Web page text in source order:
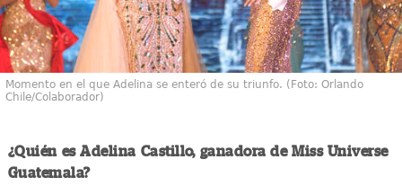
Momento en el que Adelina se enteró de su triunfo. (Foto: Orlando
Chile/Colaborador)
¿Quién es Adelina Castillo, ganadora de Miss Universe
Guatemala?